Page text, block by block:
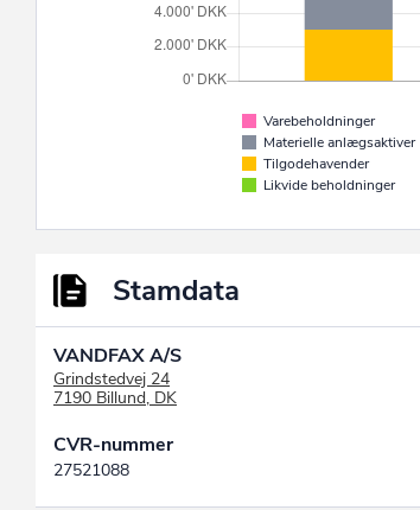
Varebeholdninger
Materielle anlægsaktiver
Tilgodehavender
Likvide beholdninger
Stamdata
VANDFAX A/S
Grindstedvej 24
7190 Billund, DK
CVR-nummer
27521088